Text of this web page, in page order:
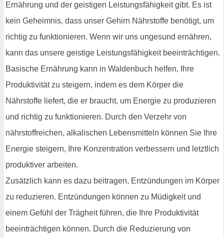
Ernährung und der geistigen Leistungsfähigkeit gibt. Es ist
kein Geheimnis, dass unser Gehirn Nährstoffe benötigt, um
richtig zu funktionieren. Wenn wir uns ungesund ernähren,
kann das unsere geistige Leistungsfähigkeit beeinträchtigen.
Basische Ernährung kann in Waldenbuch helfen, Ihre
Produktivität zu steigern, indem es dem Körper die
Nährstoffe liefert, die er braucht, um Energie zu produzieren
und richtig zu funktionieren. Durch den Verzehr von
nährstoffreichen, alkalischen Lebensmitteln können Sie Ihre
Energie steigern, Ihre Konzentration verbessern und letztlich
produktiver arbeiten.
Zusätzlich kann es dazu beitragen, Entzündungen im Körper
zu reduzieren. Entzündungen können zu Müdigkeit und
einem Gefühl der Trägheit führen, die Ihre Produktivität
beeinträchtigen können. Durch die Reduzierung von